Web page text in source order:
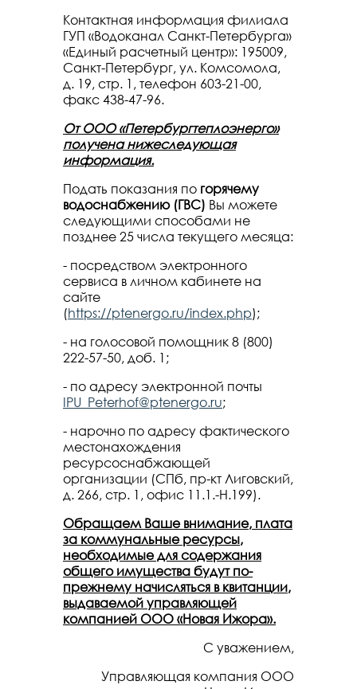
Контактная информация филиала
ГУП «Водоканал Санкт-Петербурга»
«Единый расчетный центр»: 195009,
Санкт-Петербург, ул. Комсомола,
д. 19, стр. 1, телефон 603-21-00,
факс 438-47-96.
От ООО «Петербургтеплоэнерго»
получена нижеследующая
информация.
Подать показания по горячему
водоснабжению (ГВС) Вы можете
следующими способами не
позднее 25 числа текущего месяца:
- посредством электронного
сервиса в личном кабинете на
сайте
(https://ptenergo.ru/index.php);
- на голосовой помощник 8 (800)
222-57-50, доб. 1;
- по адресу электронной почты
IPU_Peterhof@ptenergo.ru;
- нарочно по адресу фактического
местонахождения
ресурсоснабжающей
организации (СПб, пр-кт Лиговский,
д. 266, стр. 1, офис 11.1.-Н.199).
Обращаем Ваше внимание, плата
за коммунальные ресурсы,
необходимые для содержания
общего имущества будут по-
прежнему начисляться в квитанции,
выдаваемой управляющей
компанией ООО «Новая Ижора».
С уважением,
Управляющая компания ООО